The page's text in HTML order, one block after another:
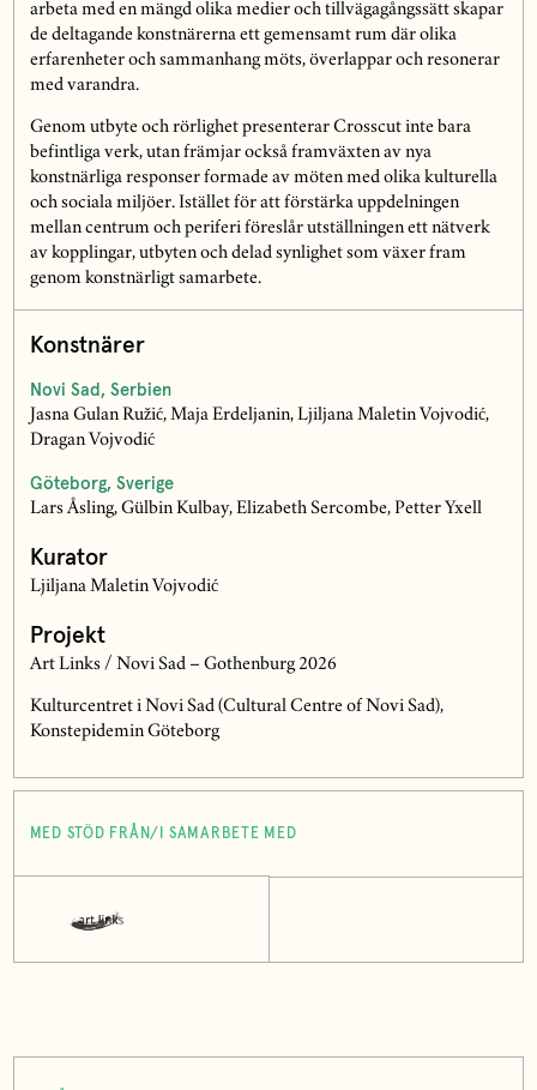
arbeta med en mängd olika medier och tillvägagångssätt skapar
de deltagande konstnärerna ett gemensamt rum där olika
erfarenheter och sammanhang möts, överlappar och resonerar
med varandra.
Genom utbyte och rörlighet presenterar Crosscut inte bara
befintliga verk, utan främjar också framväxten av nya
konstnärliga responser formade av möten med olika kulturella
och sociala miljöer. Istället för att förstärka uppdelningen
mellan centrum och periferi föreslår utställningen ett nätverk
av kopplingar, utbyten och delad synlighet som växer fram
genom konstnärligt samarbete.
Konstnärer
Novi Sad, Serbien
Jasna Gulan Ružić, Maja Erdeljanin, Ljiljana Maletin Vojvodić,
Dragan Vojvodić
Göteborg, Sverige
Lars Åsling, Gülbin Kulbay, Elizabeth Sercombe, Petter Yxell
Kurator
Ljiljana Maletin Vojvodić
Projekt
Art Links / Novi Sad – Gothenburg 2026
Kulturcentret i Novi Sad (Cultural Centre of Novi Sad),
Konstepidemin Göteborg
MED STÖD FRÅN/I SAMARBETE MED